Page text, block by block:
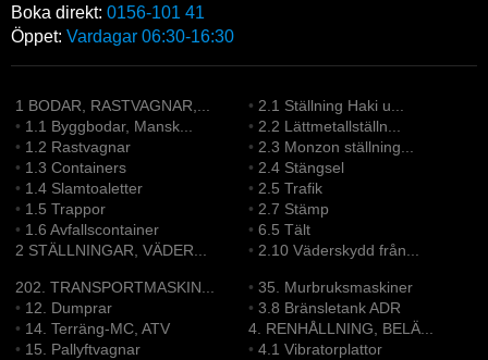
Boka direkt: 0156-101 41
Öppet: Vardagar 06:30-16:30
1 BODAR, RASTVAGNAR,...
• 1.1 Byggbodar, Mansk...
• 1.2 Rastvagnar
• 1.3 Containers
• 1.4 Slamtoaletter
• 1.5 Trappor
• 1.6 Avfallscontainer
2 STÄLLNINGAR, VÄDER...
• 2.1 Ställning Haki u...
• 2.2 Lättmetallställn...
• 2.3 Monzon ställning...
• 2.4 Stängsel
• 2.5 Trafik
• 2.7 Stämp
•6.5 Tält
• 2.10 Väderskydd från...
202. TRANSPORTMASKIN...
• 12. Dumprar
• 14. Terräng-MC, ATV
• 15. Pallyftvagnar
•35. Murbruksmaskiner
•3.8 Bränsletank ADR
4. RENHÅLLNING, BELÄ...
•4.1 Vibratorplattor